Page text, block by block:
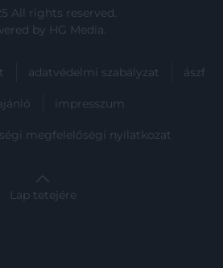
All rights reserved.
by HG Media.
adatvédelmi szabályzat ászf
impresszum
megfelelőségi nyilatkozat
Lap tetejére